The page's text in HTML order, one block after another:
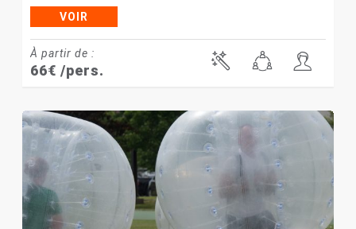
VOIR
À partir de :
66€ /pers.